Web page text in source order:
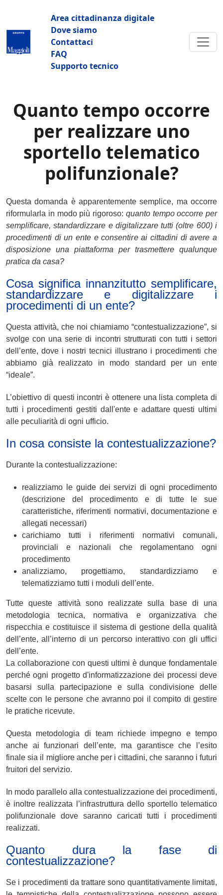
Navigazione principale
Area cittadinanza digitale
Dove siamo
Contattaci
FAQ
Supporto tecnico
Quanto tempo occorre
per realizzare uno
sportello telematico
polifunzionale?
Questa domanda è apparentemente semplice, ma occorre
riformularla in modo più rigoroso: quanto tempo occorre per
semplificare, standardizzare e digitalizzare tutti (oltre 600) i
procedimenti di un ente e consentire ai cittadini di avere a
disposizione una piattaforma per trasmettere qualunque
pratica da casa?
Cosa significa innanzitutto semplificare,
standardizzare e digitalizzare i
procedimenti di un ente?
Questa attività, che noi chiamiamo “contestualizzazione”, si
svolge con una serie di incontri strutturati con tutti i settori
dell’ente, dove i nostri tecnici illustrano i procedimenti che
abbiamo già realizzato in modo standard per un ente
“ideale”.
L’obiettivo di questi incontri è ottenere una lista completa di
tutti i procedimenti gestiti dall'ente e adattare questi ultimi
alle peculiarità di ogni ufficio.
In cosa consiste la contestualizzazione?
Durante la contestualizzazione:
realizziamo le guide dei servizi di ogni procedimento
(descrizione del procedimento e di tutte le sue
caratteristiche, riferimenti normativi, documentazione e
allegati necessari)
carichiamo tutti i riferimenti normativi comunali,
provinciali e nazionali che regolamentano ogni
procedimento
analizziamo, progettiamo, standardizziamo e
telematizziamo tutti i moduli dell’ente.
Tutte queste attività sono realizzate sulla base di una
metodologia tecnica, normativa e organizzativa che
rispecchia e costituisce il sistema di gestione della qualità
dell’ente, all’interno di un percorso interattivo con gli uffici
dell’ente.
La collaborazione con questi ultimi è dunque fondamentale
perché ogni progetto d'informatizzazione dei processi deve
basarsi sulla partecipazione e sulla condivisione delle
scelte con le persone che avranno poi il compito di gestire
le pratiche ricevute.
Questa metodologia di team richiede impegno etempo
anche ai funzionari dell’ente, ma garantisce che l’esito
finale sia il migliore anche per i cittadini, che saranno i futuri
fruitori del servizio.
In modo parallelo alla contestualizzazione dei procedimenti,
è inoltre realizzata l’infrastruttura dello sportello telematico
polifunzionale dove saranno caricati tutti i procedimenti
realizzati.
Quanto dura la fase di
contestualizzazione?
Se i procedimenti da trattare sono quantitativamente limitati,